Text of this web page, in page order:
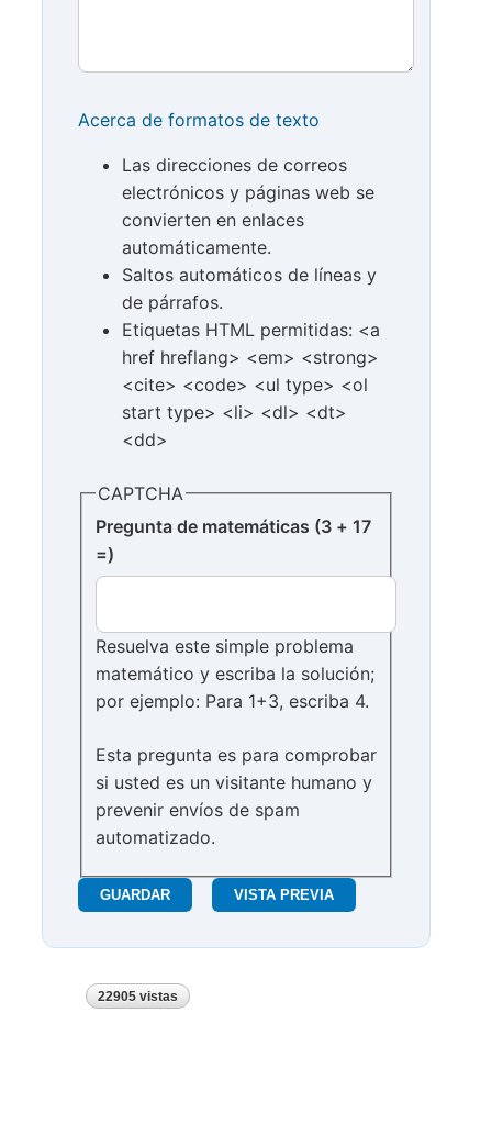
Acerca de formatos de texto
Las direcciones de correos
electrónicos y páginas web se
convierten en enlaces
automáticamente.
Saltos automáticos de líneas y
de párrafos.
Etiquetas HTML permitidas: <a
href hreflang> <em> <strong>
<cite> <code> <ul type> <ol
start type> <li> <dl> <dt>
<dd>
CAPTCHA
Pregunta de matemáticas (3 + 17
=)
Resuelva este simple problema
matemático y escriba la solución;
por ejemplo: Para 1+3, escriba 4.
Esta pregunta es para comprobar
si usted es un visitante humano y
prevenir envíos de spam
automatizado.
22905 vistas